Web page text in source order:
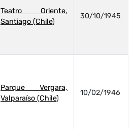
Teatro Oriente,
Santiago (Chile)
30/10/1945
Parque Vergara,
Valparaíso (Chile)
10/02/1946